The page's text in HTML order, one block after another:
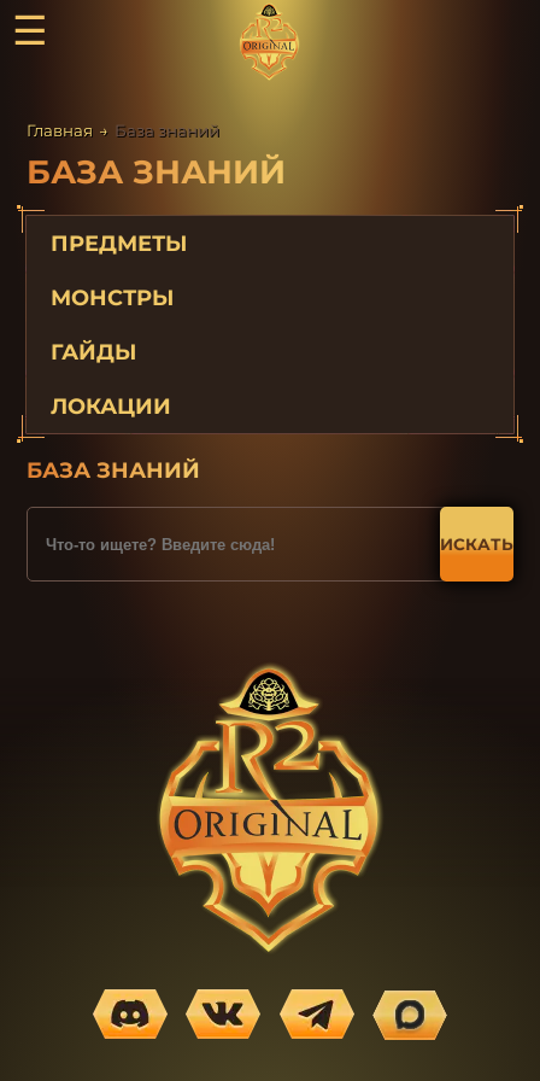
☰
Главная → База знаний
БАЗА ЗНАНИЙ
ПРЕДМЕТЫ
МОНСТРЫ
ГАЙДЫ
ЛОКАЦИИ
БАЗА ЗНАНИЙ
ИСКАТЬ